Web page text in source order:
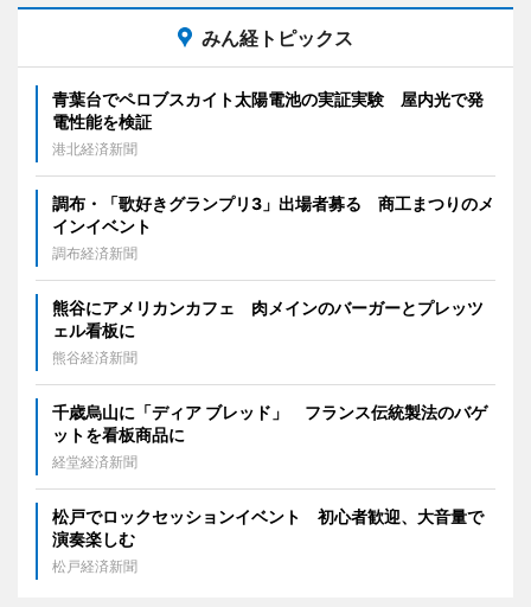
みん経トピックス
青葉台でペロブスカイト太陽電池の実証実験 屋内光で発
電性能を検証
港北経済新聞
調布・「歌好きグランプリ3」出場者募る 商工まつりのメ
インイベント
調布経済新聞
熊谷にアメリカンカフェ 肉メインのバーガーとプレッツ
ェル看板に
熊谷経済新聞
千歳烏山に「ディア ブレッド」 フランス伝統製法のバゲ
ットを看板商品に
経堂経済新聞
松戸でロックセッションイベント 初心者歓迎、大音量で
演奏楽しむ
松戸経済新聞